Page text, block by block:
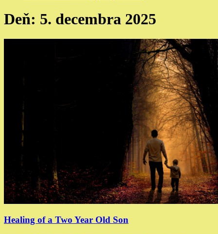
Deň: 5. decembra 2025
Healing of a Two Year Old Son